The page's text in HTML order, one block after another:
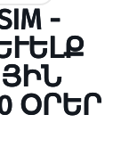
-
ԵՒ
ԱՖ